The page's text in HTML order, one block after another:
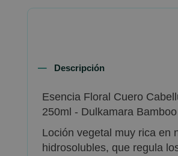
Descripción
Esencia Floral Cuero
250ml - Dulkamara Bamboo
Loción vegetal muy rica en
hidrosolubles, que regula